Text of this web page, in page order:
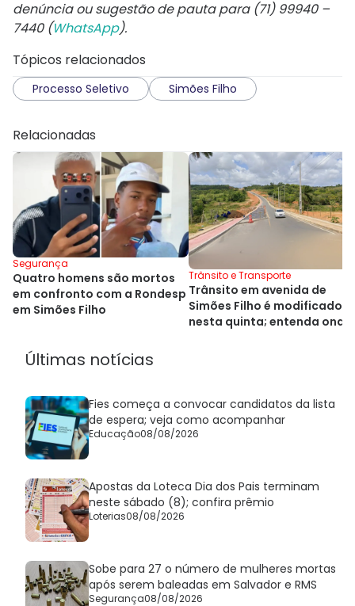
denúncia ou sugestão de pauta para (71) 99940 –
7440 (WhatsApp).
Tópicos relacionados
Processo Seletivo Simões Filho
Relacionadas
Segurança
Quatro homens são mortos
em confronto com a Rondesp
em Simões Filho
Trânsito e Transporte
Trânsito em avenida de
Simões Filho é modificado
nesta quinta; entenda onde
Últimas notícias
Fies começa a convocar candidatos da lista
de espera; veja como acompanhar
Educação08/08/2026
Apostas da Loteca Dia dos Pais terminam
neste sábado (8); confira prêmio
Loterias08/08/2026
Sobe para 27 o número de mulheres mortas
após serem baleadas em Salvador e RMS
Segurança08/08/2026